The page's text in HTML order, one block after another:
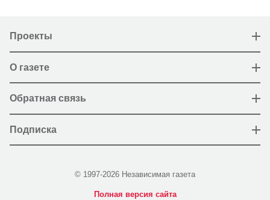
Проекты
О газете
Обратная связь
Подписка
© 1997-2026 Независимая газета
Полная версия сайта